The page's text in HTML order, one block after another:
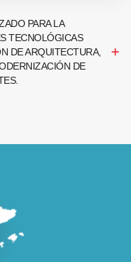
PARA LA
TECNOLÓGICAS
DE ARQUITECTURA,
DE